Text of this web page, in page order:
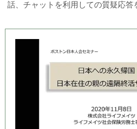
話、チャットを利用しての質疑応答